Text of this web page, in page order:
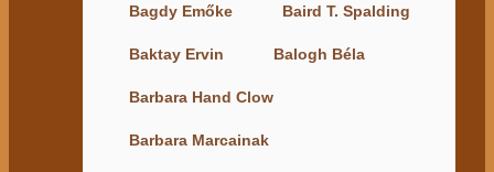
Bagdy Emőke Baird T. Spalding
Baktay Ervin Balogh Béla
Barbara Hand Clow
Barbara Marcainak